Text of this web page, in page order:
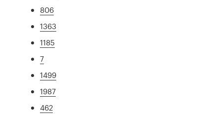
806
1363
1185
7
1499
1987
462